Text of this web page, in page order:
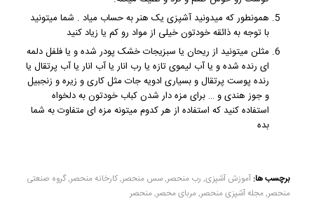
همونطور که میدونید آشپزی یک هنر به حساب میاد . شما میتونید
با توجه به ذائقه خودتون خیلی از مواد رو کم یا زیاد کنید
مثلن میتونید از ریحان یا سبزیجات خشک پودر شده و یا فلفل دلمه
ای رنده شده و یا آب لیموی تازه یا رب انار یا آب انار یا آب پرتقال یا
رنده پوست پرتقال و بسیاری ادویه جات مثل کاری و زیره و زنجبیل
و جوز هندی و … برای مزه دار شدن کباب خودتون به دلخواه
استفاده کنید که استفاده از هر کدوم میتونه مزه ای متفاوت به شما
بده
برچسب ها: آموزش آشپزی, رب منحصر,سس منحصر,کارخانه منحصر,گروه صنعتی
منحصر,مجله آشپزی منحصر,مربای محصر,منحصر